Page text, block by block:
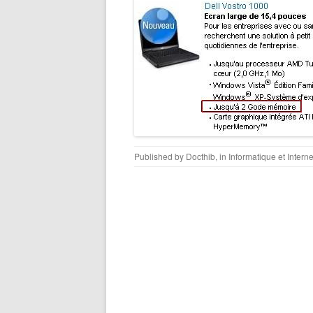
Published by Docthib, in Informatique et